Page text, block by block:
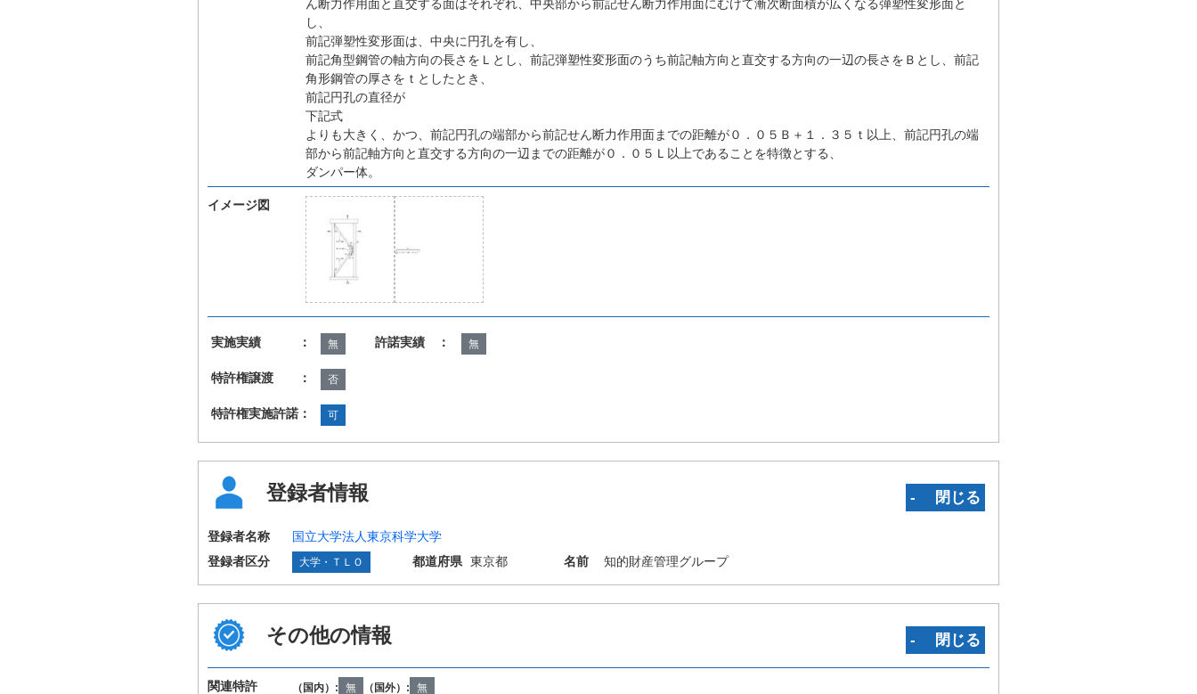
ん断力作用面と直交する面はそれぞれ、中央部から前記せん断力作用面にむけて漸次断面積が広くなる弾塑性変形面と
し、
前記弾塑性変形面は、中央に円孔を有し、
前記角型鋼管の軸方向の長さをＬとし、前記弾塑性変形面のうち前記軸方向と直交する方向の一辺の長さをＢとし、前記
角形鋼管の厚さをｔとしたとき、
前記円孔の直径が
下記式
よりも大きく、かつ、前記円孔の端部から前記せん断力作用面までの距離が０．０５Ｂ＋１．３５ｔ以上、前記円孔の端
部から前記軸方向と直交する方向の一辺までの距離が０．０５Ｌ以上であることを特徴とする、
ダンパー体。
イメージ図
実施実績 ： 無 許諾実績 ： 無
特許権譲渡 ： 否
特許権実施許諾： 可
登録者情報 ‐ 閉じる
登録者名称
国立大学法人東京科学大学
登録者区分
大学・ＴＬＯ 都道府県 東京都 名前 知的財産管理グループ
その他の情報 ‐ 閉じる
国際特許分類
E04H9/02 F16F15/02 F16F7/12